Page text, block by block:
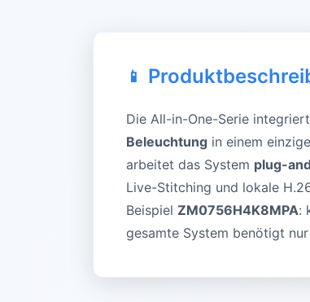
Die All-in-One-Serie
Beleuchtung in einem
arbeitet das System plug-
Live-Stitching und lokale
Beispiel ZM0756H4K8MPA:
gesamte System benötigt